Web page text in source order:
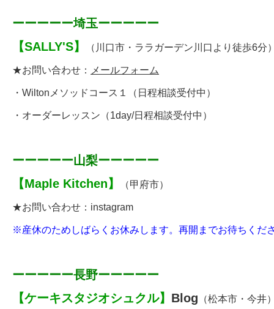
ーーーーー埼玉ーーーーー
【SALLY'S】 （川口市・ ララガーデン川口より徒歩6分
★お問い合わせ： メールフォーム
・ Wiltonメソッドコース１ （日程相談受付中）
・ オーダーレッスン （1day/日程相談受付中）
ーーーーー山梨ーーーーー
【Maple Kitchen】 （甲府市）
★お問い合わせ： instagram
※産休のためしばらくお休みします。再開までお待ちくだ
ーーーーー長野ーーーーー
【ケーキスタジオシュクル】 Blog （松本市・今井